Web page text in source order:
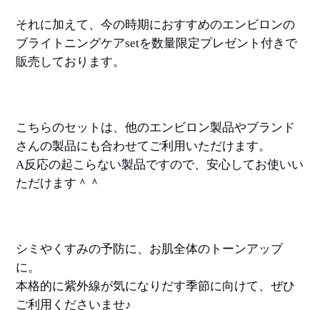
それに加えて、今の時期におすすめのエンビロンの
ブライトニングケアsetを数量限定プレゼント付きで
販売しております。
こちらのセットは、他のエンビロン製品やブランド
さんの製品にも合わせてご利用いただけます。
A反応の起こらない製品ですので、安心してお使いい
ただけます＾＾
シミやくすみの予防に、お肌全体のトーンアップ
に。
本格的に紫外線が気になりだす季節に向けて、ぜひ
ご利用くださいませ♪